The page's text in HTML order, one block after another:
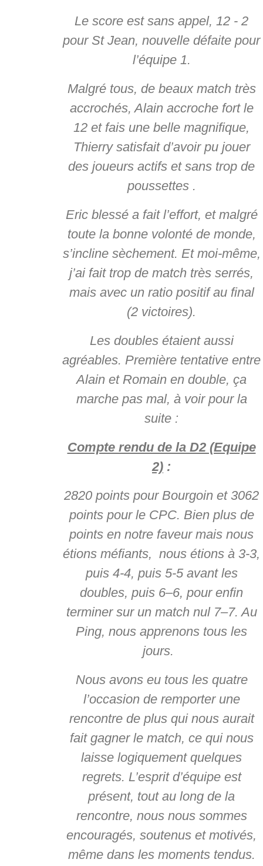
Le score est sans appel, 12 - 2
pour St Jean, nouvelle défaite pour
l’équipe 1.
Malgré tous, de beaux match très
accrochés, Alain accroche fort le
12 et fais une belle magnifique,
Thierry satisfait d’avoir pu jouer
des joueurs actifs et sans trop de
poussettes .
Eric blessé a fait l’effort, et malgré
toute la bonne volonté de monde,
s’incline sèchement. Et moi-même,
j’ai fait trop de match très serrés,
mais avec un ratio positif au final
(2 victoires).
Les doubles étaient aussi
agréables. Première tentative entre
Alain et Romain en double, ça
marche pas mal, à voir pour la
suite :
Compte rendu de la D2 (Equipe
2) :
2820 points pour Bourgoin et 3062
points pour le CPC. Bien plus de
points en notre faveur mais nous
étions méfiants, nous étions à 3-3,
puis 4-4, puis 5-5 avant les
doubles, puis 6–6, pour enfin
terminer sur un match nul 7–7. Au
Ping, nous apprenons tous les
jours.
Nous avons eu tous les quatre
l’occasion de remporter une
rencontre de plus qui nous aurait
fait gagner le match, ce qui nous
laisse logiquement quelques
regrets. L’esprit d’équipe est
présent, tout au long de la
rencontre, nous nous sommes
encouragés, soutenus et motivés,
même dans les moments tendus.